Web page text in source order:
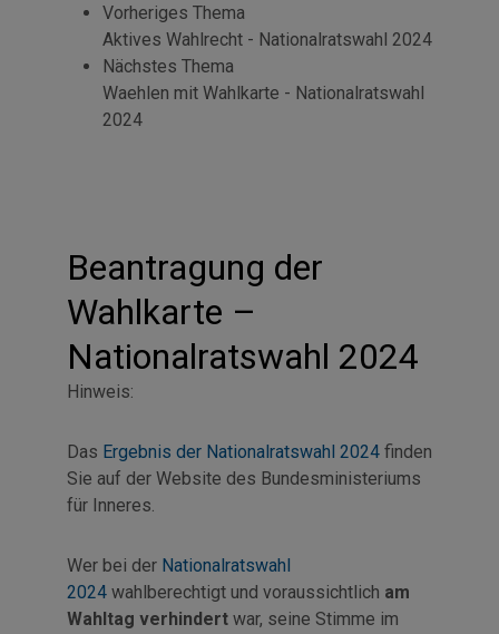
Vorheriges Thema
Aktives Wahlrecht - Nationalratswahl 2024
Nächstes Thema
Waehlen mit Wahlkarte - Nationalratswahl
2024
Beantragung der
Wahlkarte –
Nationalratswahl 2024
Hinweis:
Das Ergebnis der Nationalratswahl 2024 finden
Sie auf der Website des Bundesministeriums
für Inneres.
Wer bei der Nationalratswahl
2024 wahlberechtigt und voraussichtlich am
Wahltag verhindert war, seine Stimme im